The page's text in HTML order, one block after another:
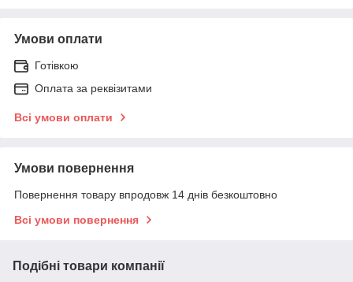
Умови оплати
Готівкою
Оплата за реквізитами
Всі умови оплати
Умови повернення
Повернення товару впродовж 14 днів безкоштовно
Всі умови повернення
Подібні товари компанії